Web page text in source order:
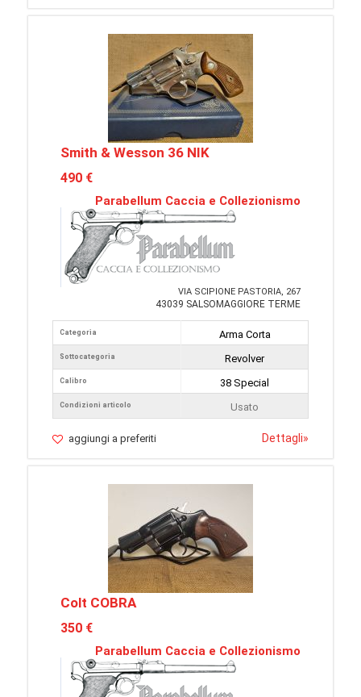
Smith & Wesson 36 NIK
490 €
Parabellum Caccia e Collezionismo
VIA SCIPIONE PASTORIA, 267
43039 SALSOMAGGIORE TERME
Categoria
Sottocategoria
Calibro
Condizioni articolo
Arma Corta
Revolver
38 Special
Usato
aggiungi a preferiti Dettagli»
Colt COBRA
350 €
Parabellum Caccia e Collezionismo